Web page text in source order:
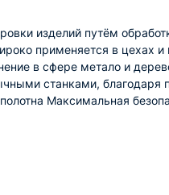
изделий путём
применяется в цехах и
в сфере метало и
станками, благодаря
Максимальная